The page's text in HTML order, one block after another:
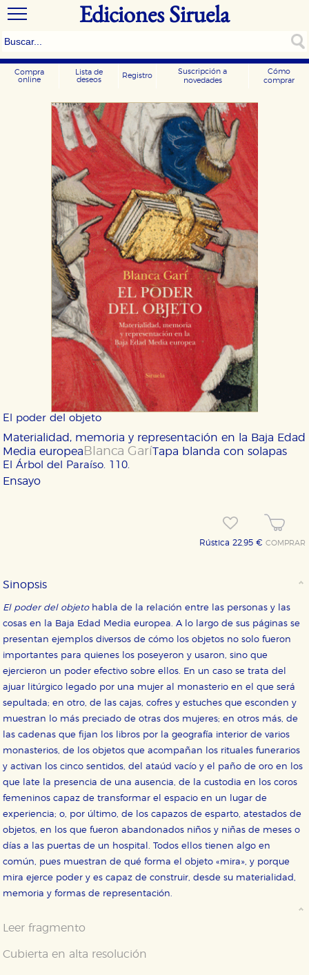
Ediciones Siruela
Compra
online
Lista de
deseos
Registro
Suscripción a
novedades
Cómo
comprar
El poder del objeto
Materialidad, memoria y representación en la Baja Edad
Media europea Blanca Garí
El Árbol del Paraíso. 110.
Tapa blanda con solapas
Ensayo
Rústica 22,95 €COMPRAR
Sinopsis
El poder del objetohabla de la relación entre las personas y las
cosas en la Baja Edad Media europea. A lo largo de sus páginas se
presentan ejemplos diversos de cómo los objetos no solo fueron
importantes para quienes los poseyeron y usaron, sino que
ejercieron un poder efectivo sobre ellos. En un caso se trata del
ajuar litúrgico legado por una mujer al monasterio en el que será
sepultada; en otro, de las cajas, cofres y estuches que esconden y
muestran lo más preciado de otras dos mujeres; en otros más, de
las cadenas que fijan los libros por la geografía interior de varios
monasterios, de los objetos que acompañan los rituales funerarios
y activan los cinco sentidos, del ataúd vacío y el paño de oro en los
que late la presencia de una ausencia, de la custodia en los coros
femeninos capaz de transformar el espacio en un lugar de
experiencia; o, por último, de los capazos de esparto, atestados de
objetos, en los que fueron abandonados niños y niñas de meses o
días a las puertas de un hospital. Todos ellos tienen algo en
común, pues muestran de qué forma el objeto «mira», y porque
mira ejerce poder y es capaz de construir, desde su materialidad,
memoria y formas de representación.
Leer fragmento
Cubierta en alta resolución
CONFIGURACIÓN DE COOKIES
HABILITAR TODO RECHAZAR TODO
web funcione y no es posible deshabilitarlas desde
navegador, pero en ese caso es posible que algunas